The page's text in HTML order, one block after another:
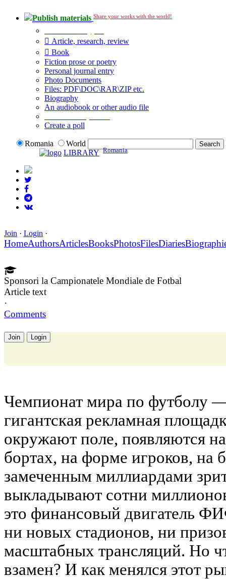
Publish materials Share your works with the world!
Article, research, review
Book
Fiction prose or poetry
Personal journal entry
Photo Documents
Files: PDF\DOC\RAR\ZIP etc.
Biography
An audiobook or other audio file
Create a poll
Romania
World
LIBRARY Romania
Join · Login ·
HomeAuthorsArticlesBooksPhotosFilesDiaries
Sponsori la Campionatele Mondiale de Fotbal
Article text
·
Comments
Join Login
Чемпионат мира по футболу —
гигантская рекламная
окружают поле, появляются
бортах, на форме игроков, на
замеченным миллиардами
выкладывают сотни
это финансовый двигатель
ни новых стадионов, ни
масштабных трансляций. Но
взамен? И как менялся этот